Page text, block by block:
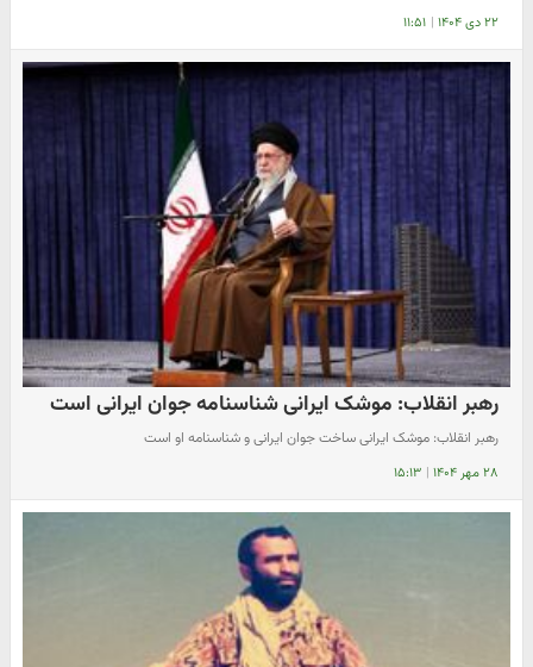
۲۲ دی ۱۴۰۴ | ۱۱:۵۱
رهبر انقلاب:‌ موشک ایرانی شناسنامه جوان ایرانی است
رهبر انقلاب:‌ موشک ایرانی ساخت جوان ایرانی و شناسنامه او است
۲۸ مهر ۱۴۰۴ | ۱۵:۱۳